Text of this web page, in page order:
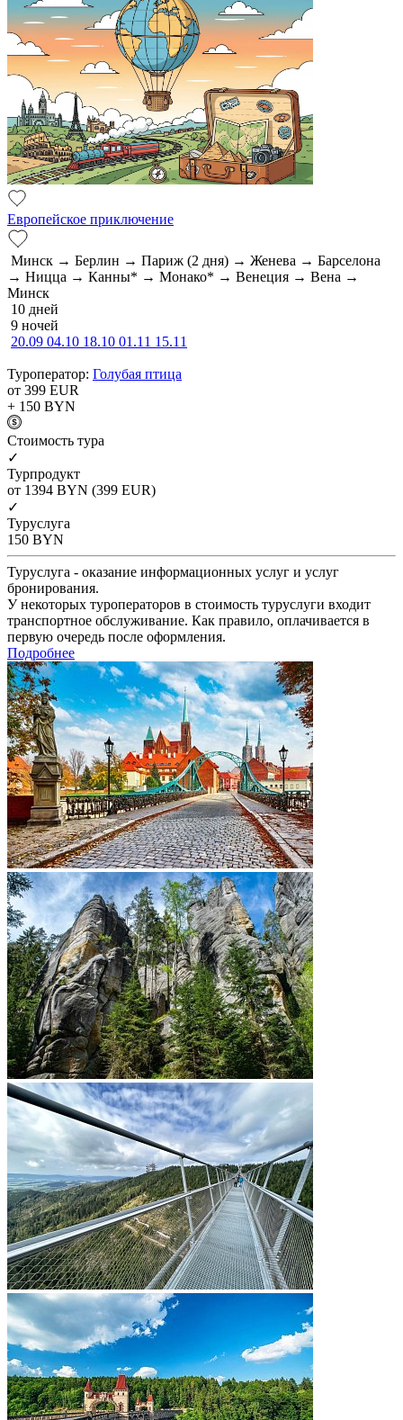
Европейское приключение
Минск → Берлин → Париж (2 дня) → Женева → Барселона
→ Ницца → Канны* → Монако* → Венеция → Вена →
Минск
10 дней
9 ночей
20.09 04.10 18.10 01.11 15.11
Туроператор: Голубая птица
от 399 EUR
+ 150 BYN
Cтоимость тура
✓
Турпродукт
от 1394 BYN (399 EUR)
✓
Туруслуга
150 BYN
Туруслуга - оказание информационных услуг и услуг
бронирования.
У некоторых туроператоров в стоимость туруслуги входит
транспортное обслуживание. Как правило, оплачивается в
первую очередь после оформления.
Подробнее